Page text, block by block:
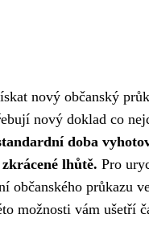
nový občanský
nový doklad co
doba
lhůtě. Pro
občanského průkazu
možnosti vám ušetří